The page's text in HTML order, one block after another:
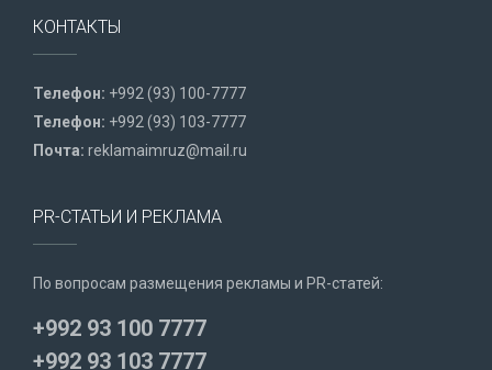
КОНТАКТЫ
Телефон: +992 (93) 100-7777
Телефон: +992 (93) 103-7777
Почта: reklamaimruz@mail.ru
PR-СТАТЬИ И РЕКЛАМА
По вопросам размещения рекламы и PR-статей:
+992 93 100 7777
+992 93 103 7777